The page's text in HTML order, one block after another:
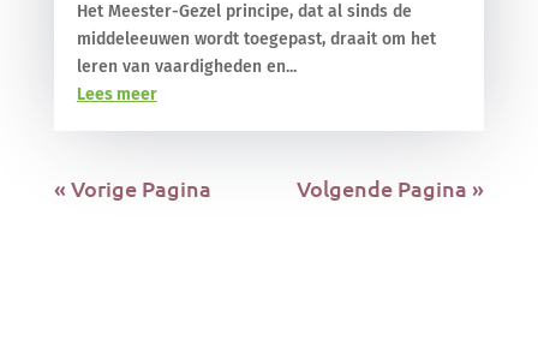
Het Meester-Gezel principe, dat al sinds de
middeleeuwen wordt toegepast, draait om het
leren van vaardigheden en...
Lees meer
« Vorige Pagina Volgende Pagina »